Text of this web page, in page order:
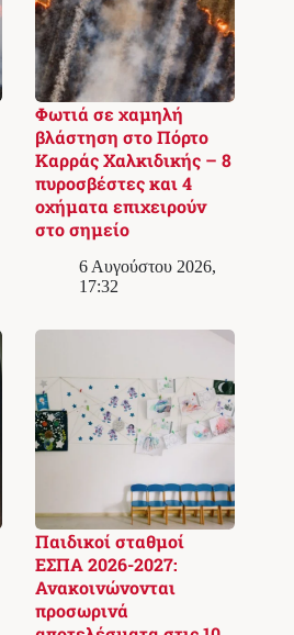
Φωτιά σε χαμηλή
βλάστηση στο Πόρτο
Καρράς Χαλκιδικής – 8
πυροσβέστες και 4
οχήματα επιχειρούν
στο σημείο
6 Αυγούστου 2026,
17:32
Παιδικοί σταθμοί
ΕΣΠΑ 2026-2027:
Ανακοινώνονται
προσωρινά